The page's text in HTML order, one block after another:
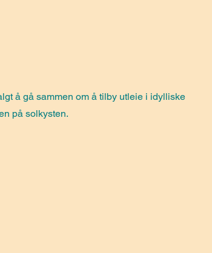
å gå sammen om å tilby utleie i idylliske
på solkysten.